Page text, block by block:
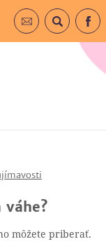
Prihlásiť sa
váhe?
môžete priberať.